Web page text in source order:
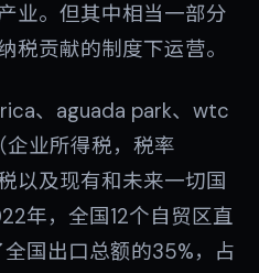
业。但其中相当一部分
税贡献的制度下运营。
、aguada park、wtc
业所得税，税率
以及现有和未来一切国
年，全国12个自贸区直
国出口总额的35%，占